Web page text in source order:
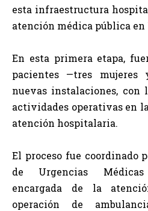
esta infraestructura
atención médica pública en
En esta primera etapa,
pacientes —tres
nuevas instalaciones, con
actividades operativas en
atención hospitalaria.
El proceso fue coordinado
de Urgencias
encargada de la
operación de